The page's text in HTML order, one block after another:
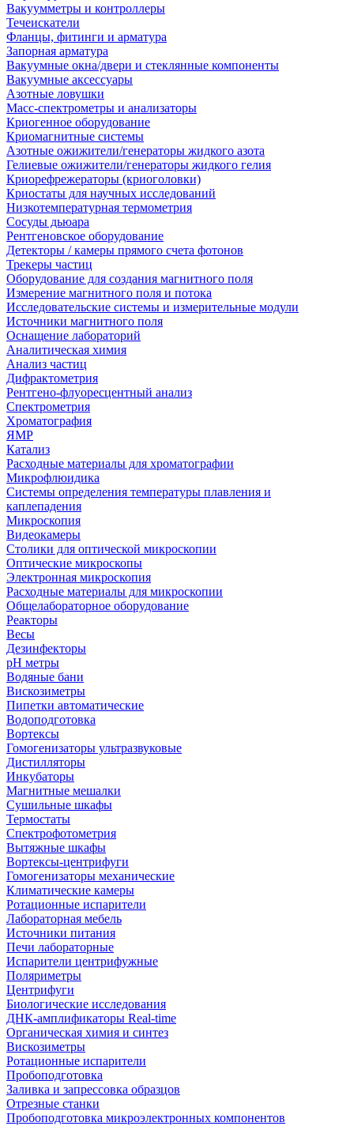
Вакуумметры и контроллеры
Течеискатели
Фланцы, фитинги и арматура
Запорная арматура
Вакуумные окна/двери и стеклянные компоненты
Вакуумные аксессуары
Азотные ловушки
Масс-спектрометры и анализаторы
Криогенное оборудование
Криомагнитные системы
Азотные ожижители/генераторы жидкого азота
Гелиевые ожижители/генераторы жидкого гелия
Криорефрежераторы (криоголовки)
Криостаты для научных исследований
Низкотемпературная термометрия
Сосуды дьюара
Рентгеновское оборудование
Детекторы / камеры прямого счета фотонов
Трекеры частиц
Оборудование для создания магнитного поля
Измерение магнитного поля и потока
Исследовательские системы и измерительные модули
Источники магнитного поля
Оснащение лабораторий
Аналитическая химия
Анализ частиц
Дифрактометрия
Рентгено-флуоресцентный анализ
Спектрометрия
Хроматография
ЯМР
Катализ
Расходные материалы для хроматографии
Микрофлюидика
Системы определения температуры плавления и
каплепадения
Микроскопия
Видеокамеры
Столики для оптической микроскопии
Оптические микроскопы
Электронная микроскопия
Расходные материалы для микроскопии
Общелабораторное оборудование
Реакторы
Весы
Дезинфекторы
рН метры
Водяные бани
Вискозиметры
Пипетки автоматические
Водоподготовка
Вортексы
Гомогенизаторы ультразвуковые
Дистилляторы
Инкубаторы
Магнитные мешалки
Сушильные шкафы
Термостаты
Спектрофотометрия
Вытяжные шкафы
Вортексы-центрифуги
Гомогенизаторы механические
Климатические камеры
Ротационные испарители
Лабораторная мебель
Источники питания
Печи лабораторные
Испарители центрифужные
Поляриметры
Центрифуги
Биологические исследования
ДНК-амплификаторы Real-time
Органическая химия и синтез
Вискозиметры
Ротационные испарители
Пробоподготовка
Заливка и запрессовка образцов
Отрезные станки
Пробоподготовка микроэлектронных компонентов